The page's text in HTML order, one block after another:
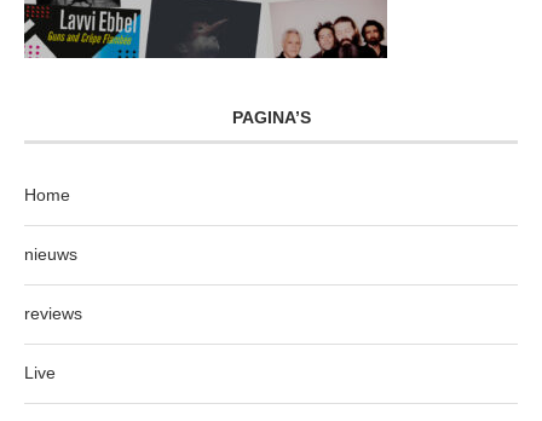
PAGINA’S
Home
nieuws
reviews
Live